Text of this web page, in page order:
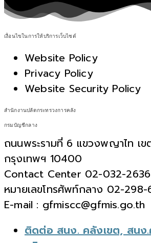
เงื่อนไขในการให้บริการเว็บไซต์
Website Policy
Privacy Policy
Website Security Policy
สำนักงานปลัดกระทรวงการคลัง
กรมบัญชีกลาง
ถนนพระรามที่ 6 แขวงพญาไท เ
กรุงเทพฯ 10400
Contact Center 02-032-2636
หมายเลขโทรศัพท์กลาง 02-
E-mail : gfmiscc@gfmis.go.th
ติดต่อ สนง. คลังเขต, สนง